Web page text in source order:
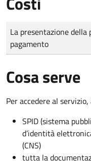
Tipo di pagamento
Importo
La presentazione
pagamento
Cosa serve
Per accedere al
SPID (sistema
d’identità
(CNS)
tutta la